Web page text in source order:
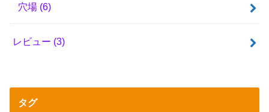
穴場 (6)
レビュー (3)
タグ